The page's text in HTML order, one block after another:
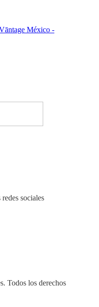
México -
sociales
Todos los derechos